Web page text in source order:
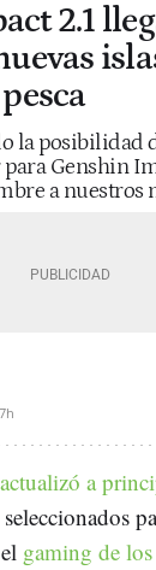
2.1
la posibilidad
Genshin
a nuestros
actualizó a
gaming de